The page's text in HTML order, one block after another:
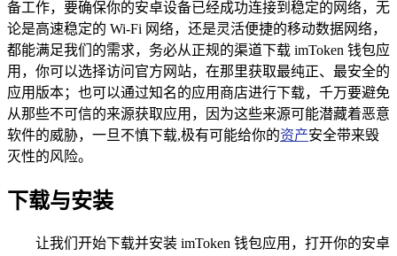
备工作，要确保你的安卓设备已经成功连接到稳定的网络，无
论是高速稳定的 Wi-Fi 网络，还是灵活便捷的移动数据网络，
都能满足我们的需求，务必从正规的渠道下载 imToken 钱包应
用，你可以选择访问官方网站，在那里获取最纯正、最安全的
应用版本；也可以通过知名的应用商店进行下载，千万要避免
从那些不可信的来源获取应用，因为这些来源可能潜藏着恶意
软件的威胁，一旦不慎下载,极有可能给你的资产安全带来毁
灭性的风险。
下载与安装
让我们开始下载并安装 imToken 钱包应用，打开你的安卓